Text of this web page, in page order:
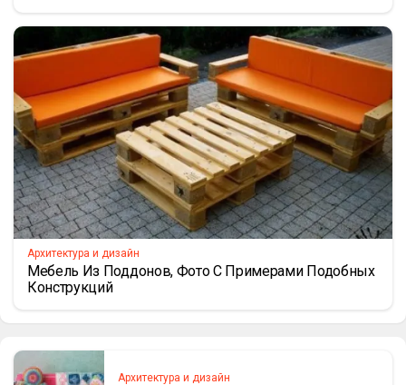
Архитектура и дизайн
Мебель Из Поддонов, Фото С Примерами Подобных
Конструкций
Архитектура и дизайн